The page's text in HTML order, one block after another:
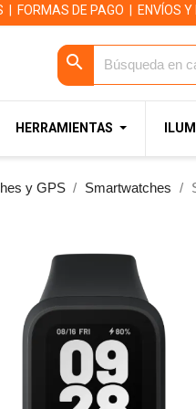
FORMAS DE PAGO ENVÍOS
search
HERRAMIENTAS
y GPS Smartwatches